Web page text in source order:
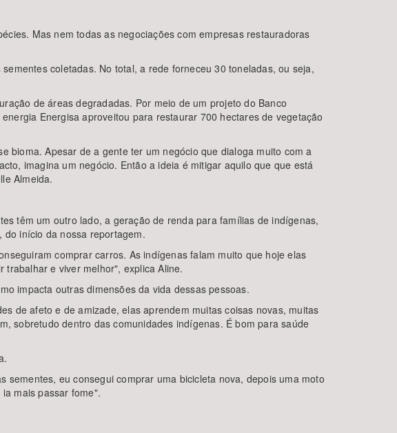
Mas nem todas as negociações com empresas restauradoras
coletadas. No total, a rede forneceu 30 toneladas, ou seja,
de áreas degradadas. Por meio de um projeto do Banco
Energisa aproveitou para restaurar 700 hectares de vegetação
bioma. Apesar de a gente ter um negócio que dialoga muito com a
imagina um negócio. Então a ideia é mitigar aquilo que que está
Almeida.
têm um outro lado, a geração de renda para famílias de indígenas,
do início da nossa reportagem.
comprar carros. As indígenas falam muito que hoje elas
e viver melhor", explica Aline.
impacta outras dimensões da vida dessas pessoas.
de afeto e de amizade, elas aprendem muitas coisas novas, muitas
sobretudo dentro das comunidades indígenas. É bom para saúde
eu consegui comprar uma bicicleta nova, depois uma moto
mais passar fome".